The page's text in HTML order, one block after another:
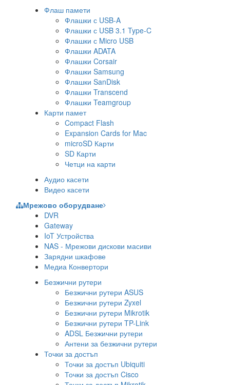
Флаш памети
Флашки с USB-A
Флашки с USB 3.1 Type-C
Флашки с Micro USB
Флашки ADATA
Флашки Corsair
Флашки Samsung
Флашки SanDisk
Флашки Transcend
Флашки Teamgroup
Карти памет
Compact Flash
Expansion Cards for Mac
microSD Карти
SD Карти
Четци на карти
Аудио касети
Видео касети
Мрежово оборудване
DVR
Gateway
IoT Устройства
NAS - Мрежови дискови масиви
Зарядни шкафове
Медиа Конвертори
Безжични рутери
Безжични рутери ASUS
Безжични рутери Zyxel
Безжични рутери Mikrotik
Безжични рутери TP-Link
ADSL Безжични рутери
Антени за безжични рутери
Точки за достъп
Точки за достъп Ubiquiti
Точки за достъп Cisco